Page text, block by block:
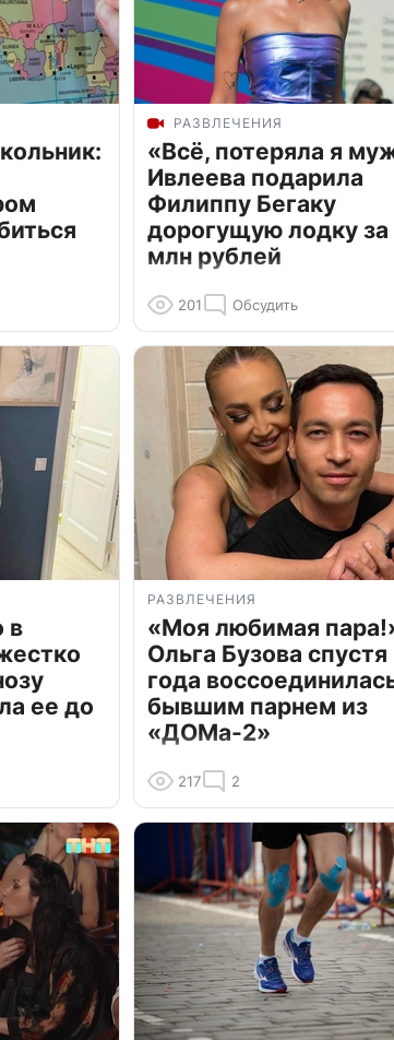
РАЗВЛЕЧЕНИЯ
«Всё, потеряла я
Ивлеева подарила
Филиппу Бегаку
дорогущую лодку за
млн рублей
201 Обсудить
в
ее до
РАЗВЛЕЧЕНИЯ
«Моя любимая
Ольга Бузова спустя
года
бывшим парнем из
«ДОМа-2»
217 2